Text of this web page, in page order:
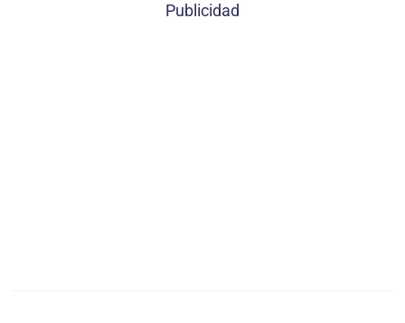
Publicidad